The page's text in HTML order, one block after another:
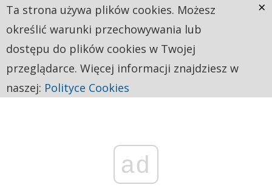
ad
Ta strona używa plików cookies. Możesz
określić warunki przechowywania lub
dostępu do plików cookies w Twojej
przeglądarce. Więcej informacji znajdziesz w
naszej: Polityce Cookies
×